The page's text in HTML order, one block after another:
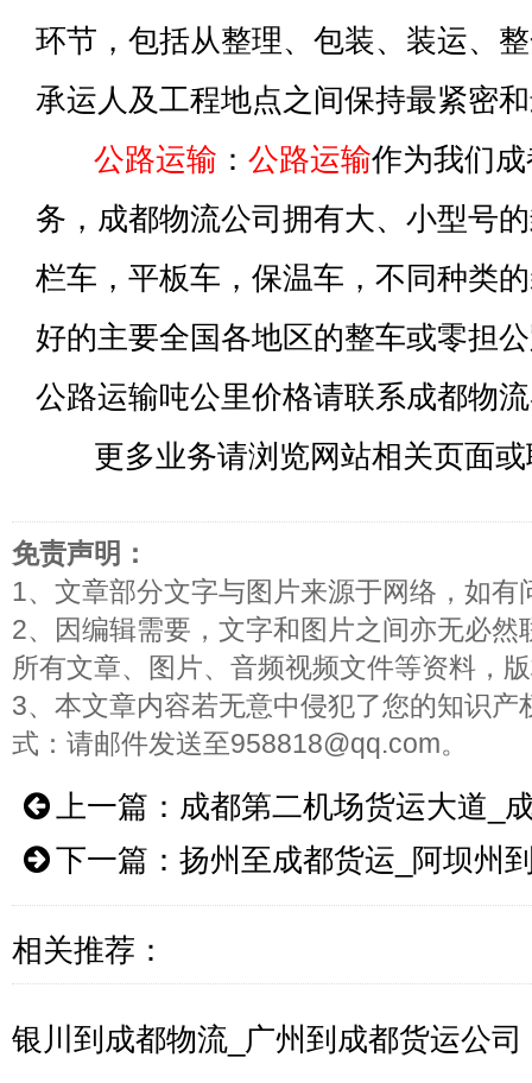
环节，包括从整理、包装、装运、
承运人及工程地点之间保持最紧密
公路运输 ： 公路运输作为我们
务，成都物流公司拥有大、小型号
栏车，平板车，保温车，不同种类
好的主要全国各地区的整车或零担
公路运输吨公里价格请联系成都物
更多业务请浏览网站相关页
免责声明：
1、文章部分文字与图片来源于网络，如有
2、因编辑需要，文字和图片之间亦无必
所有文章、图片、音频视频文件等资料，
3、本文章内容若无意中侵犯了您的知识
式：请邮件发送至958818@qq.com。
上一篇： 成都第二机场货运大道_
下一篇： 扬州至成都货运_阿坝州
相关推荐：
银川到成都物流_广州到成都货运公司